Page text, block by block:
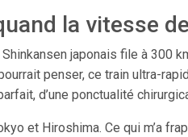
la vitesse
japonais file à 300
penser, ce train ultra-
d’une ponctualité
et Hiroshima. Ce qui m’a